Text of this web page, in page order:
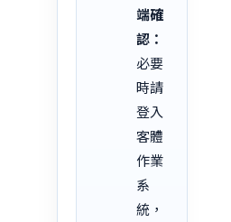
端確
認：
必要
時請
登入
客體
作業
系
統，